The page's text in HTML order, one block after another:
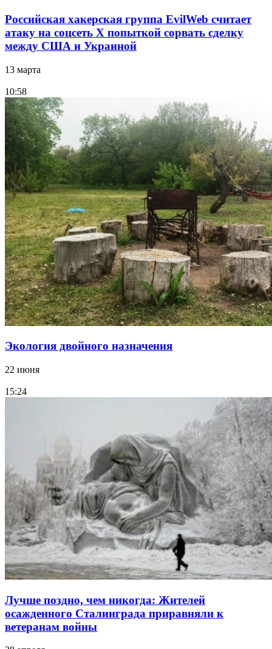
Российская хакерская группа EvilWeb считает
атаку на соцсеть Х попыткой сорвать сделку
между США и Украиной
13 марта
10:58
Экология двойного назначения
22 июня
15:24
Лучше поздно, чем никогда: Жителей
осажденного Сталинграда приравняли к
ветеранам войны